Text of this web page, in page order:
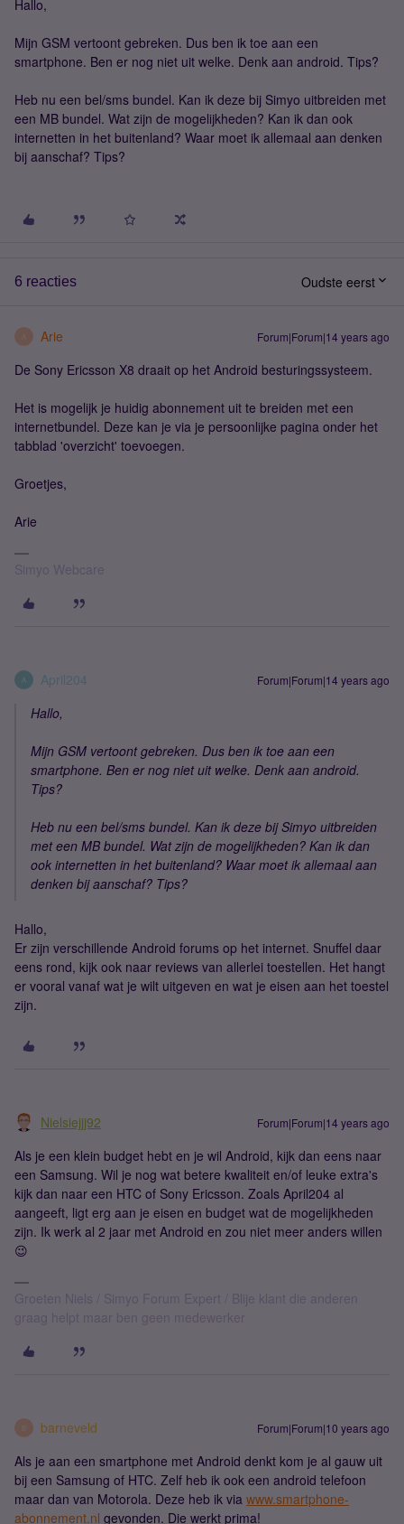
Hallo,
Mijn GSM vertoont gebreken. Dus ben ik toe aan een
smartphone. Ben er nog niet uit welke. Denk aan android. Tips?
Heb nu een bel/sms bundel. Kan ik deze bij Simyo uitbreiden met
een MB bundel. Wat zijn de mogelijkheden? Kan ik dan ook
internetten in het buitenland? Waar moet ik allemaal aan denken
bij aanschaf? Tips?
6 reacties Oudste eerst
A Arie Forum|Forum|14 years ago
De Sony Ericsson X8 draait op het Android besturingssysteem.
Het is mogelijk je huidig abonnement uit te breiden met een
internetbundel. Deze kan je via je persoonlijke pagina onder het
tabblad 'overzicht' toevoegen.
Groetjes,
Arie
Simyo Webcare
A April204 Forum|Forum|14 years ago
Hallo,
Mijn GSM vertoont gebreken. Dus ben ik toe aan een
smartphone. Ben er nog niet uit welke. Denk aan android.
Tips?
Heb nu een bel/sms bundel. Kan ik deze bij Simyo uitbreiden
met een MB bundel. Wat zijn de mogelijkheden? Kan ik dan
ook internetten in het buitenland? Waar moet ik allemaal aan
denken bij aanschaf? Tips?
Hallo,
Er zijn verschillende Android forums op het internet. Snuffel daar
eens rond, kijk ook naar reviews van allerlei toestellen. Het hangt
er vooral vanaf wat je wilt uitgeven en wat je eisen aan het toestel
zijn.
Nielsiejjj92 Forum|Forum|14 years ago
Als je een klein budget hebt en je wil Android, kijk dan eens naar
een Samsung. Wil je nog wat betere kwaliteit en/of leuke extra's
kijk dan naar een HTC of Sony Ericsson. Zoals April204 al
aangeeft, ligt erg aan je eisen en budget wat de mogelijkheden
zijn. Ik werk al 2 jaar met Android en zou niet meer anders willen
😉
Groeten Niels / Simyo Forum Expert / Blije klant die anderen
graag helpt maar ben geen medewerker
B barneveld Forum|Forum|10 years ago
Als je aan een smartphone met Android denkt kom je al gauw uit
bij een Samsung of HTC. Zelf heb ik ook een android telefoon
maar dan van Motorola. Deze heb ik via www.smartphone-
abonnement.nl gevonden. Die werkt prima!